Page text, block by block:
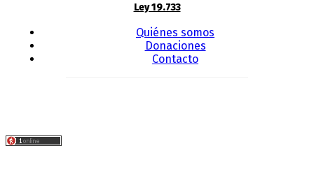
Ley 19.733
Quiénes somos
Donaciones
Contacto